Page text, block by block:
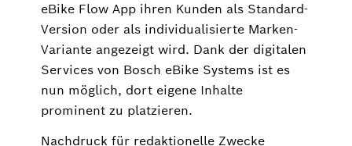
eBike Flow App ihren Kunden als Standard-
Version oder als individualisierte Marken-
Variante angezeigt wird. Dank der digitalen
Services von Bosch eBike Systems ist es
nun möglich, dort eigene Inhalte
prominent zu platzieren.
Nachdruck für redaktionelle Zwecke